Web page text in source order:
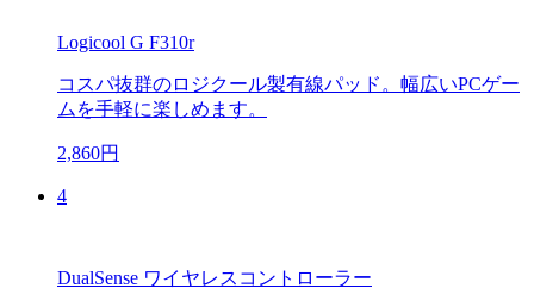
Logicool G F310r
コスパ抜群のロジクール製有線パッド。幅広いPCゲー
ムを手軽に楽しめます。
2,860円
4
DualSense ワイヤレスコントローラー